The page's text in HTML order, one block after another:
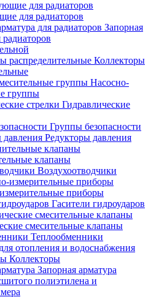
для радиаторов
Запорная
радиаторов
Коллекторы
Насосно-
группы
Гидравлические
Группы безопасности
Редукторы давления
клапаны
Воздухоотводчики
приборы
Гасители гидроударов
смесительные клапаны
Теплообменники
отопления и водоснабжения
Коллекторы
Запорная арматура